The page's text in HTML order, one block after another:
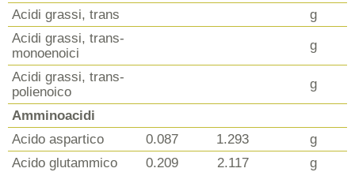
Acidi grassi, trans
g
Acidi grassi, trans-
monoenoici
g
Acidi grassi, trans-
polienoico
g
Amminoacidi
Acido aspartico
0.087 1.293
g
Acido glutammico
0.209 2.117
g